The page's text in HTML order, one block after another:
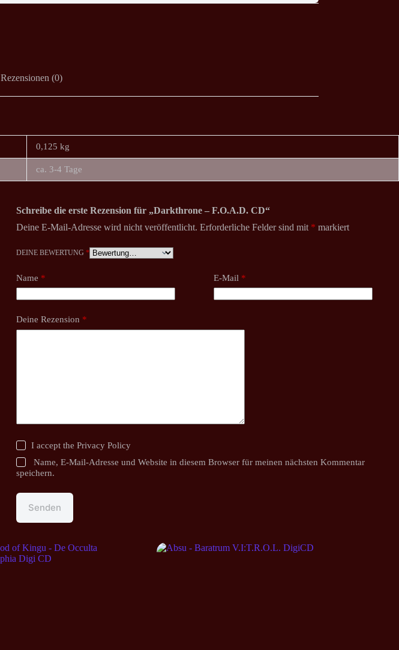
Rezensionen (0)
0,125 kg
ca. 3-4 Tage
Schreibe die erste Rezension für „Darkthrone – F.O.A.D. CD“
Deine E-Mail-Adresse wird nicht veröffentlicht. Erforderliche Felder sind mit * markiert
DEINE BEWERTUNG *
Name * E-Mail *
Deine Rezension *
I accept the Privacy Policy
Name, E-Mail-Adresse und Website in diesem Browser für meinen nächsten Kommentar
speichern.
Senden